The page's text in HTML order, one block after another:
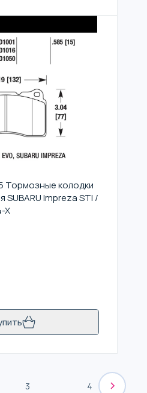
Тормозные колодки
SUBARU Impreza STI /
X
3 4